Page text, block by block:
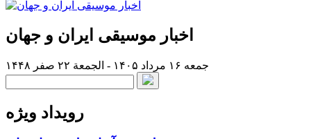
اخبار موسیقی ایران و جهان
جمعه ۱۶ مرداد ۱۴۰۵ - الجمعة ۲۲ صفر ۱۴۴۸
رویداد ویژه